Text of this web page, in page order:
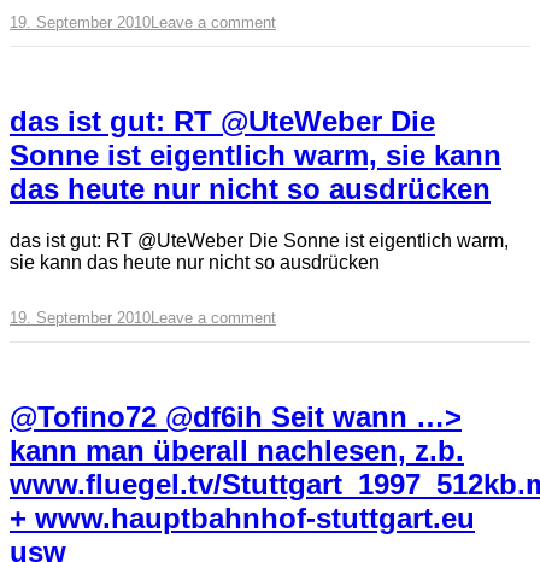
19. September 2010Leave a comment
das ist gut: RT @UteWeber Die
Sonne ist eigentlich warm, sie kann
das heute nur nicht so ausdrücken
das ist gut: RT @UteWeber Die Sonne ist eigentlich warm,
sie kann das heute nur nicht so ausdrücken
19. September 2010Leave a comment
@Tofino72 @df6ih Seit wann …>
kann man überall nachlesen, z.b.
www.fluegel.tv/
+ www.hauptbahnhof-stuttgart.eu
usw